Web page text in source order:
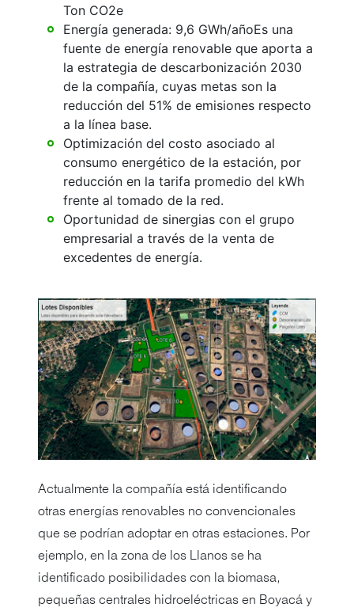
Ton CO2e
Energía generada: 9,6 GWh/añoEs una
fuente de energía renovable que aporta a
la estrategia de descarbonización 2030
de la compañía, cuyas metas son la
reducción del 51% de emisiones respecto
a la línea base.
Optimización del costo asociado al
consumo energético de la estación, por
reducción en la tarifa promedio del kWh
frente al tomado de la red.
Oportunidad de sinergias con el grupo
empresarial a través de la venta de
excedentes de energía.
Actualmente la compañía está identificando
otras energías renovables no convencionales
que se podrían adoptar en otras estaciones. Por
ejemplo, en la zona de los Llanos se ha
identificado posibilidades con la biomasa,
pequeñas centrales hidroeléctricas en Boyacá y